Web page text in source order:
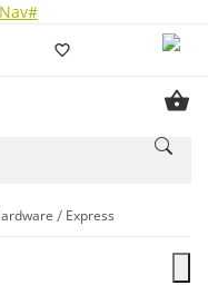
leer
Express